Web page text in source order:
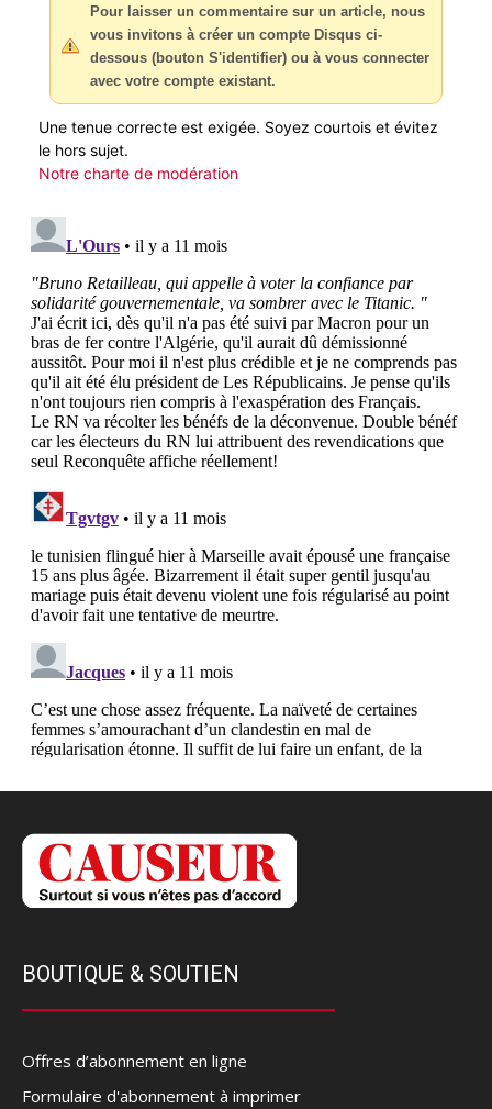
Pour laisser un commentaire sur un article, nous
vous invitons à créer un compte Disqus ci-
dessous (bouton S'identifier) ou à vous connecter
avec votre compte existant.
Une tenue correcte est exigée. Soyez courtois et évitez
le hors sujet.
Notre charte de modération
BOUTIQUE & SOUTIEN
Offres d’abonnement en ligne
Formulaire d'abonnement à imprimer